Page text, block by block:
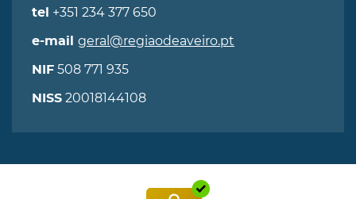
tel +351 234 377 650
e-mail geral@regiaodeaveiro.pt
NIF 508 771 935
NISS 20018144108